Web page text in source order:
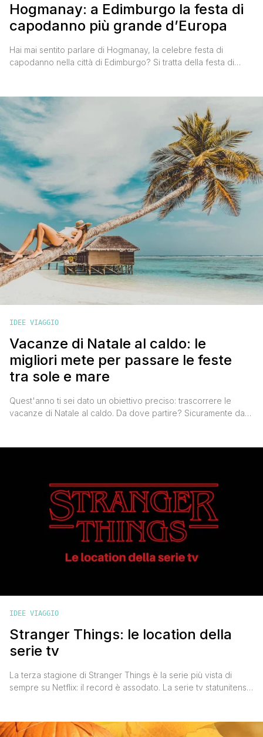
Hogmanay: a Edimburgo la festa di
capodanno più grande d’Europa
Hai mai sentito parlare di Hogmanay, la celebre festa di
capodanno nella città di Edimburgo? Si tratta della festa di
Per il Capodanno 2020 è prevista la partecipazione, tra gli
altri, anche del famoso dj/cantante Mark [']
IDEE VIAGGIO
Vacanze di Natale al caldo: le
migliori mete per passare le feste
tra sole e mare
Quest'anno ti sei dato un obiettivo preciso: trascorrere le
vacanze di Natale al caldo. Da dove partire? Sicuramente da
mai passato, scegliere di festeggiare al caldo sembra
IDEE VIAGGIO
Stranger Things: le location della
serie tv
La terza stagione di Stranger Things è la serie più vista di
sempre su Netflix: il record è assodato. La serie tv statunitense
Esistono davvero le location che vediamo in Stranger Things?